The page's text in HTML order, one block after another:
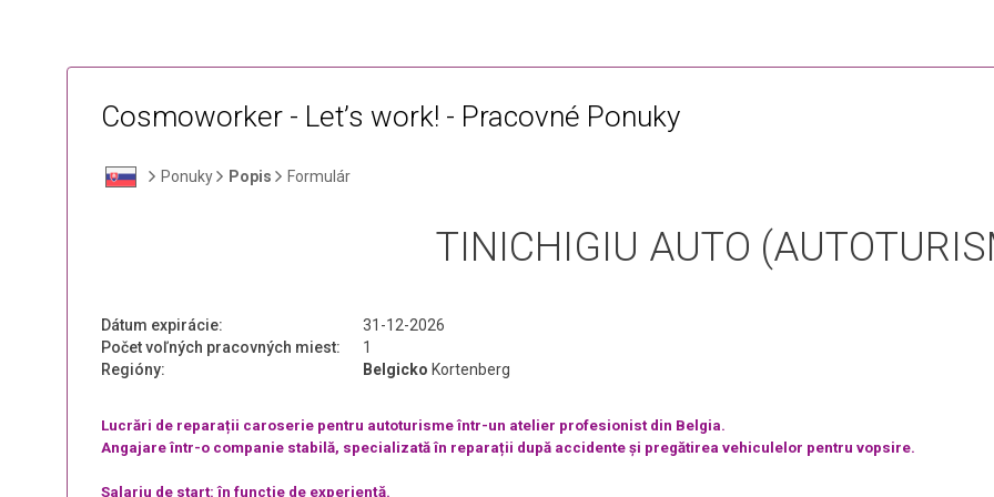
Cosmoworker - Let’s work! - Pracovné Ponuky
Ponuky Popis Formulár
TINICHIGIU AUTO
Dátum expirácie:
31-12-2026
Počet voľných pracovných miest:
1
Regióny:
Belgicko Kortenberg
Lucrări de reparații caroserie pentru autoturisme într-un atelier profesionist din Belgia.
Angajare într-o companie stabilă, specializată în reparații după accidente și pregătirea vehiculelor pentru vopsire.
Salariu de start: în funcție de experiență.